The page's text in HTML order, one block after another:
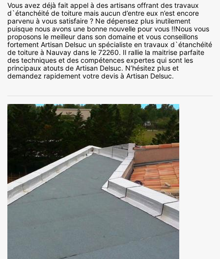
Vous avez déjà fait appel à des artisans offrant des travaux
d`étanchéité de toiture mais aucun d’entre eux n’est encore
parvenu à vous satisfaire ? Ne dépensez plus inutilement
puisque nous avons une bonne nouvelle pour vous !!Nous vous
proposons le meilleur dans son domaine et vous conseillons
fortement Artisan Delsuc un spécialiste en travaux d`étanchéité
de toiture à Nauvay dans le 72260. Il rallie la maitrise parfaite
des techniques et des compétences expertes qui sont les
principaux atouts de Artisan Delsuc. N’hésitez plus et
demandez rapidement votre devis à Artisan Delsuc.